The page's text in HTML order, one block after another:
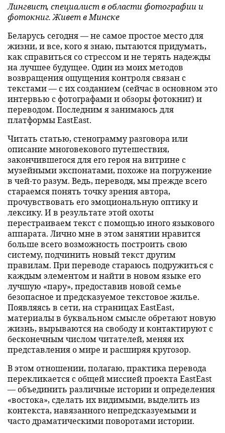
Лингвист, специалист в области фотографии и
фотокниг. Живет в Минске
Беларусь сегодня — не самое простое место для
жизни, и все, кого я знаю, пытаются придумать,
как справиться со стрессом и не терять надежды
на лучшее будущее. Один из моих методов
возвращения ощущения контроля связан с
текстами — с их созданием (сейчас в основном это
интервью с фотографами и обзоры фотокниг) и
переводом. Последним я занимаюсь для
платформы EastEast.
Читать статью, стенограмму разговора или
описание многовекового путешествия,
закончившегося для его героя на витрине с
музейными экспонатами, похоже на погружение
в чей-то разум. Ведь, переводя, мы прежде всего
стараемся понять точку зрения автора,
прочувствовать его эмоциональную оптику и
лексику. И в результате этой охоты
перестраиваем текст с помощью иного языкового
аппарата. Лично мне в этом занятии нравится
больше всего возможность построить свою
систему, подчинить новый текст другим
правилам. При переводе стараюсь подружиться с
каждым элементом и найти в новом языке его
лучшую «пару», предоставив новой семье
безопасное и предсказуемое текстовое жилье.
Появляясь в сети, на страницах EastEast,
материалы в буквальном смысле обретают новую
жизнь, вырываются на свободу и контактируют с
бесконечным числом читателей, меняя их
представления о мире и расширяя кругозор.
В этом отношении, полагаю, практика перевода
перекликается с общей миссией проекта EastEast
— объединить различные истории и определения
«востока», сделать их видимыми, выделить из
контекста, навязанного непредсказуемыми и
часто драматическими поворотами истории.